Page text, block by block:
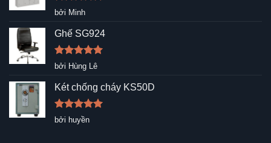
Được xếp
sao
bởi Minh
Ghế SG924
Được xếp
5
sao
bởi Hùng Lê
Két chống cháy KS50D
Được xếp
hạng5
bởi huyền